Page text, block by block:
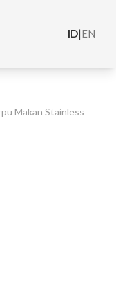
ID|EN
Makan Stainless